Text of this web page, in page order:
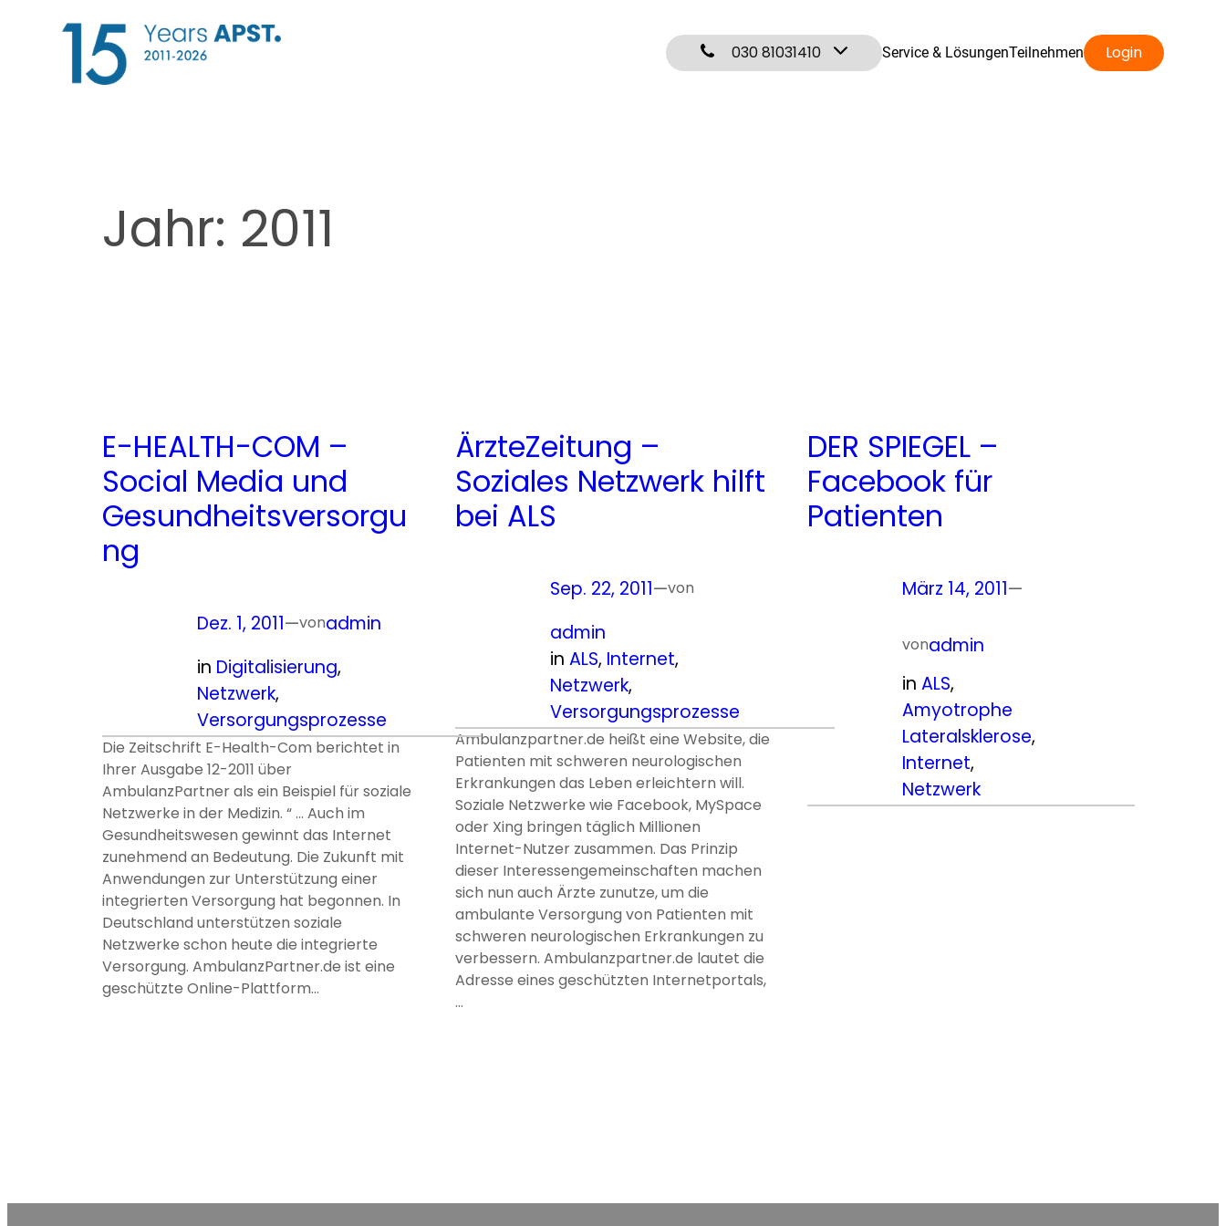
030 81031410 Service & LösungenTeilnehmen Login
Jahr: 2011
E-HEALTH-COM –
Social Media und
Gesundheitsversorgu
ng
Dez. 1, 2011—vonadmin
in Digitalisierung
Netzwerk
Versorgungsprozesse
Die Zeitschrift E-Health-Com berichtet in
Ihrer Ausgabe 12-2011 über
AmbulanzPartner als ein Beispiel für soziale
Netzwerke in der Medizin. “ … Auch im
Gesundheitswesen gewinnt das Internet
zunehmend an Bedeutung. Die Zukunft mit
Anwendungen zur Unterstützung einer
integrierten Versorgung hat begonnen. In
Deutschland unterstützen soziale
Netzwerke schon heute die integrierte
Versorgung. AmbulanzPartner.de ist eine
geschützte Online-Plattform…
ÄrzteZeitung –
Soziales Netzwerk hilft
bei ALS
Sep. 22, 2011—von
admin
in ALS, Internet
Netzwerk
Versorgungsprozesse
Ambulanzpartner.de heißt eine Website, die
Patienten mit schweren neurologischen
Erkrankungen das Leben erleichtern will.
Soziale Netzwerke wie Facebook, MySpace
oder Xing bringen täglich Millionen
Internet-Nutzer zusammen. Das Prinzip
dieser Interessengemeinschaften machen
sich nun auch Ärzte zunutze, um die
ambulante Versorgung von Patienten mit
schweren neurologischen Erkrankungen zu
verbessern. Ambulanzpartner.de lautet die
Adresse eines geschützten Internetportals,
…
DER SPIEGEL –
Facebook für
Patienten
März 14, 2011—
vonadmin
inALS
Amyotrophe
Lateralsklerose
Internet
Netzwerk